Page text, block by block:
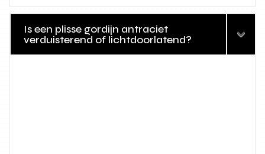
Is een plisse gordijn antraciet
verduisterend of lichtdoorlatend?